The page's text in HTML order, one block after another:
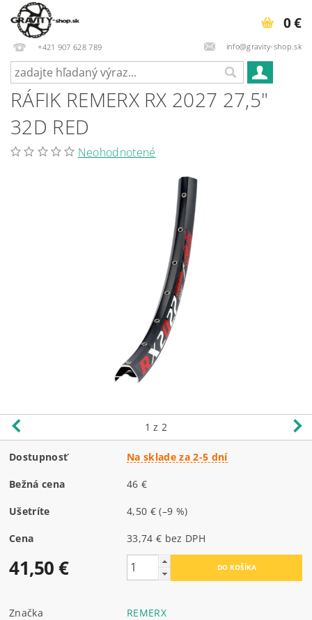
+421 907 628 789 info@gravity-shop.sk
0 €
RÁFIK REMERX RX 2027 27,5"
32D RED
Neohodnotené
1 z 2
Dostupnosť Na sklade za 2-5 dní
Bežná cena 46 €
Ušetríte 4,50 €(–9 %)
Cena 33,74 € bez DPH
41,50 €
Značka
REMERX